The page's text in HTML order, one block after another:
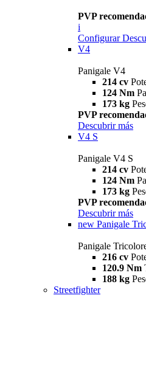
PVP
i
Configurar
V4
Panigale V4
214 cv
124 Nm
173 kg
PVP
Descubrir más
V4 S
Panigale V4 S
214 cv
124 Nm
173 kg
PVP
Descubrir más
new Panigale
Panigale
216 cv
120.9 Nm
188 kg
Streetfighter